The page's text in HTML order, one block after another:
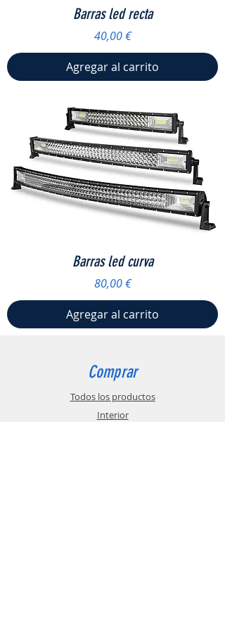
Barras led recta
Precio
40,00 €
Agregar al carrito
Barras led curva
Precio
80,00 €
Agregar al carrito
Comprar
Todos los productos
Interior